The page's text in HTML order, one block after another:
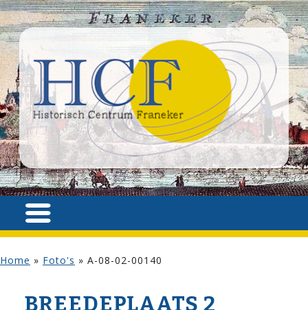
Home » Foto's » A-08-02-00140
BREEDEPLAATS 2